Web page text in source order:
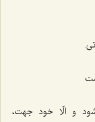
و الّا خود جهت،